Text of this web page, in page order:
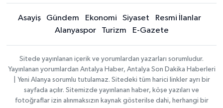
Asayiş Gündem Ekonomi Siyaset
Resmi İlanlar
Alanyaspor
Turizm E-Gazete
Sitede yayınlanan içerik ve yorumlardan yazarları sorumludur.
Yayınlanan yorumlardan Antalya Haber, Antalya Son Dakika Haberleri
| Yeni Alanya sorumlu tutulamaz. Sitedeki tüm harici linkler ayrı bir
sayfada açılır. Sitemizde yayınlanan haber, köşe yazıları ve
fotoğraflar izin alınmaksızın kaynak gösterilse dahi, herhangi bir